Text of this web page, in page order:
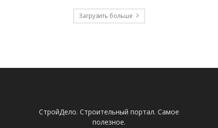
Загрузить больше
СтройДело. Строительный портал. Самое
полезное.